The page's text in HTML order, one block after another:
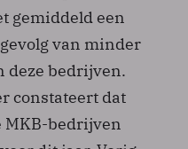
gemiddeld een
van minder
deze bedrijven.
constateert dat
MKB-bedrijven